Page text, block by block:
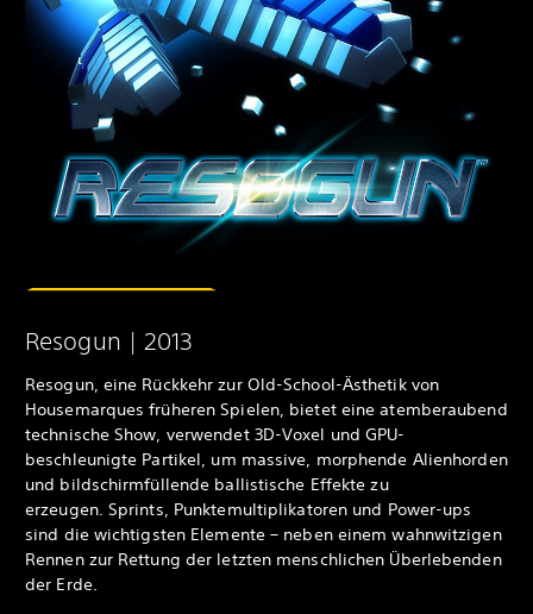
Resogun | 2013
Resogun, eine Rückkehr zur Old-School-Ästhetik von
Housemarques früheren Spielen, bietet eine atemberaubend
technische Show, verwendet 3D-Voxel und GPU-
beschleunigte Partikel, um massive, morphende Alienhorden
und bildschirmfüllende ballistische Effekte zu
erzeugen. Sprints, Punktemultiplikatoren und Power-ups
sind die wichtigsten Elemente – neben einem wahnwitzigen
Rennen zur Rettung der letzten menschlichen Überlebenden
der Erde.